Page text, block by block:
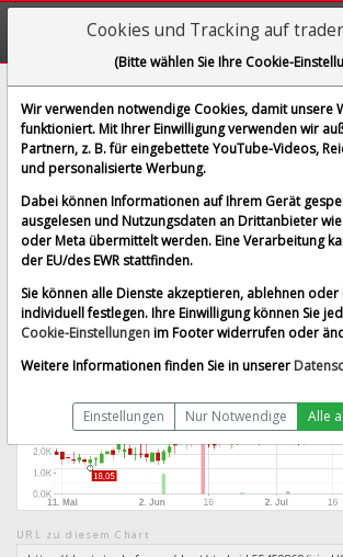
Provident Financial
[PQ3 | WKN 725214 | ISIN
21,400 € -1,38 %
Echtzeit-Aktienkurs vom 06.08.2026 um 20:55
gettex Splitbereinigt
URL zu diesem Chart
Cookies und Tracking auf
(Bitte wählen Sie Ihre Cookie-
Wir verwenden notwendige Cookies, damit unsere
funktioniert. Mit Ihrer Einwilligung verwenden wir
Partnern, z. B. für eingebettete YouTube-Videos,
und personalisierte Werbung.
Dabei können Informationen auf Ihrem Gerät
ausgelesen und Nutzungsdaten an Drittanbieter
oder Meta übermittelt werden. Eine Verarbeitung
der EU/des EWR stattfinden.
Sie können alle Dienste akzeptieren, ablehnen oder
individuell festlegen. Ihre Einwilligung können Sie
Cookie-Einstellungenim Footer widerrufen oder
Weitere Informationen finden Sie in unserer
Einstellungen Nur Notwendige Alle